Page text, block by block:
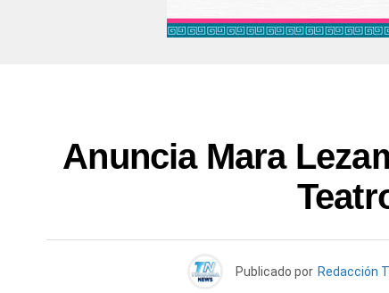
Anuncia Mara
Publicado por Redacción